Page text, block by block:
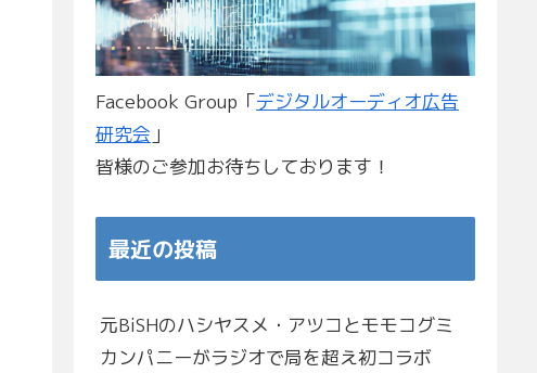
Facebook Group「デジタルオーディオ広告
研究会 」
皆様のご参加お待ちしております！
最近の投稿
元BiSHのハシヤスメ・アツコとモモコグミ
カンパニーがラジオで局を超え初コラボ